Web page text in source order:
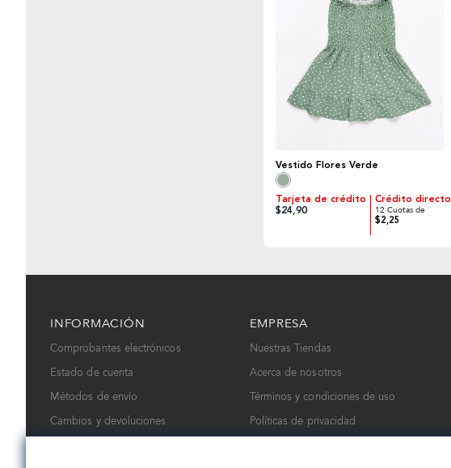
Vestido Flores Verde
Tarjeta de crédito
$24,90
Crédito directo
12 Cuotas de
$2,25
INFORMACIÓN
Comprobantes electrónicos
Estado de cuenta
Métodos de envío
Cambios y devoluciones
EMPRESA
Nuestras Tiendas
Acerca de nosotros
Términos y condiciones de uso
Políticas de privacidad